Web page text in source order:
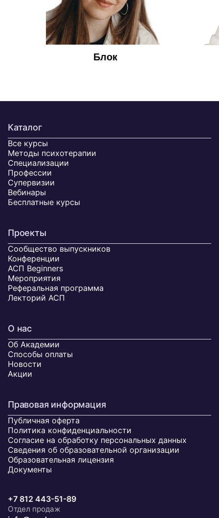
Блок
Каталог
Все курсы
Методы психотерапии
Специализации
Профессии
Супервизии
Вебинары
Бесплатные курсы
Проекты
Сообщество выпускников
Конференции
АСП Beginners
Мероприятия
Реферальная программа
Лекторий АСП
О нас
Об Академии
Способы оплаты
Новости
Акции
Правовая информация
Публичная оферта
Политика конфиденциальности
Согласие на обработку персональных данных
Сведения об образовательной организации
Образовательная лицензия
Документы
+7 812 443-51-89
Отдел продаж